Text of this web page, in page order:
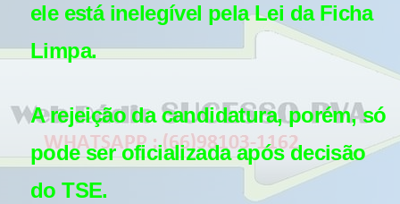
ele está inelegível pela Lei da Ficha
Limpa.
A rejeição da candidatura, porém, só
pode ser oficializada após decisão
do TSE.